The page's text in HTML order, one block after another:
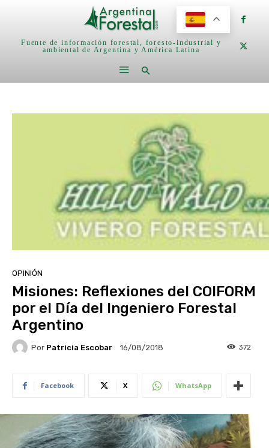
Fuente de información forestal, foresto-industrial y
ambiental de Argentina y América Latina
OPINIÓN
Misiones: Reflexiones del COIFORM
por el Día del Ingeniero Forestal
Argentino
Por Patricia Escobar 16/08/2018 372
Facebook X WhatsApp